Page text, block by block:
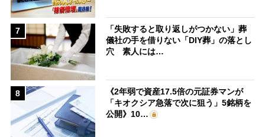
7
「失敗すると取り返しがつかない」葬
儀社の手を借りない「DIY葬」の落とし
穴 素人には…
8
《2年弱で資産17.5倍の元証券マンが
「キオクシア急落で次に狙う」5銘柄を
公開》10…